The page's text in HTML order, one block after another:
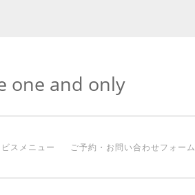
one and only
スメニュー ご予約・お問い合わせフォーム